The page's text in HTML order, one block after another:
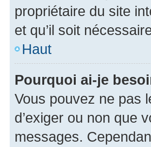
propriétaire du site
et qu’il soit
Haut
Pourquoi ai-je
Vous pouvez ne pas
d’exiger ou non que
messages.